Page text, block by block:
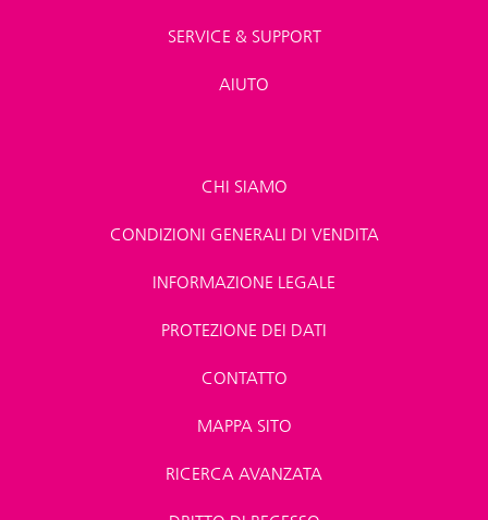
SERVICE & SUPPORT
AIUTO
CHI SIAMO
CONDIZIONI GENERALI DI VENDITA
INFORMAZIONE LEGALE
PROTEZIONE DEI DATI
CONTATTO
MAPPA SITO
RICERCA AVANZATA